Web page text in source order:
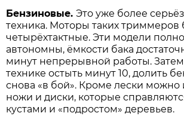
Бензиновые.Это уже более
техника. Моторы таких триммеров
четырёхтактные. Эти модели
автономны, ёмкости бака
минут непрерывной работы.
технике остыть минут 10, долить
снова «в бой». Кроме лески можно
ножи и диски, которые
кустами и «подростом» деревьев.